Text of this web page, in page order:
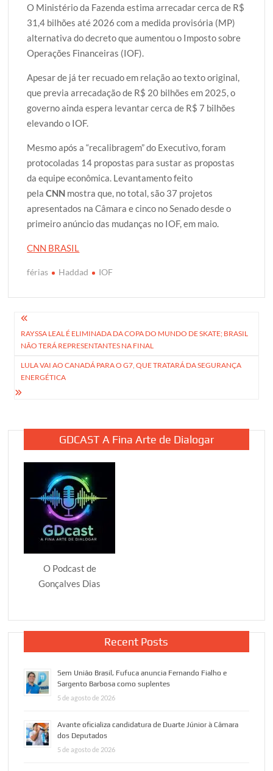
O Ministério da Fazenda estima arrecadar cerca de R$
31,4 bilhões até 2026 com a medida provisória (MP)
alternativa do decreto que aumentou o Imposto sobre
Operações Financeiras (IOF).
Apesar de já ter recuado em relação ao texto original,
que previa arrecadação de R$ 20 bilhões em 2025, o
governo ainda espera levantar cerca de R$ 7 bilhões
elevando o IOF.
Mesmo após a “recalibragem” do Executivo, foram
protocoladas 14 propostas para sustar as propostas
da equipe econômica. Levantamento feito
pelaCNN mostra que, no total, são 37 projetos
apresentados na Câmara e cinco no Senado desde o
primeiro anúncio das mudanças no IOF, em maio.
CNN BRASIL
férias Haddad IOF
Navegação
de
Post
RAYSSA LEAL É ELIMINADA DA COPA DO MUNDO DE SKATE; BRASIL
NÃO TERÁ REPRESENTANTES NA FINAL
LULA VAI AO CANADÁ PARA O G7, QUE TRATARÁ DA SEGURANÇA
ENERGÉTICA
GDCAST A Fina Arte de Dialogar
O Podcast de
Gonçalves Dias
Recent Posts
Sem União Brasil, Fufuca anuncia Fernando Fialho e
Sargento Barbosa como suplentes
5 de agosto de 2026
Avante oficializa candidatura de Duarte Júnior à Câmara
dos Deputados
5 de agosto de 2026